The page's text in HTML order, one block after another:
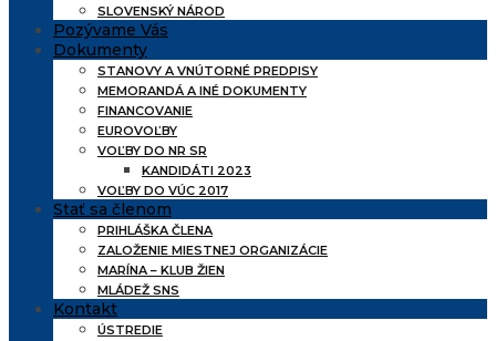
SLOVENSKÝ NÁROD
Pozývame Vás
Dokumenty
STANOVY A VNÚTORNÉ PREDPISY
MEMORANDÁ A INÉ DOKUMENTY
FINANCOVANIE
EUROVOĽBY
VOĽBY DO NR SR
KANDIDÁTI 2023
VOĽBY DO VÚC 2017
Stať sa členom
PRIHLÁŠKA ČLENA
ZALOŽENIE MIESTNEJ ORGANIZÁCIE
MARÍNA – KLUB ŽIEN
MLÁDEŽ SNS
Kontakt
ÚSTREDIE